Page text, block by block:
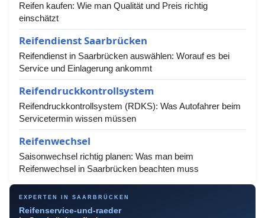
Reifen kaufen: Wie man Qualität und Preis richtig
einschätzt
Reifendienst Saarbrücken
Reifendienst in Saarbrücken auswählen: Worauf es bei
Service und Einlagerung ankommt
Reifendruckkontrollsystem
Reifendruckkontrollsystem (RDKS): Was Autofahrer beim
Servicetermin wissen müssen
Reifenwechsel
Saisonwechsel richtig planen: Was man beim
Reifenwechsel in Saarbrücken beachten muss
EXPERTEN IN SAARBRÜCKEN
Reifenservice-und-raeder